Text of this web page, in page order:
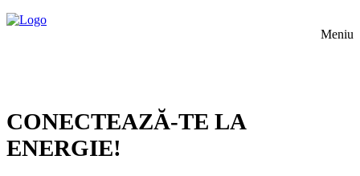
Meniu
CONECTEAZĂ-TE LA
ENERGIE!